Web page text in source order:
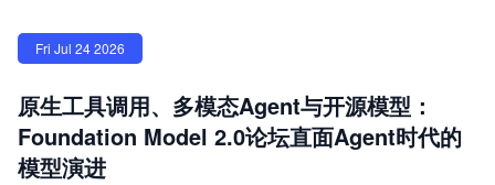
Fri Jul 24 2026
原生工具调用、多模态Agent与开源模型：
Foundation Model 2.0论坛直面Agent时代的
模型演进